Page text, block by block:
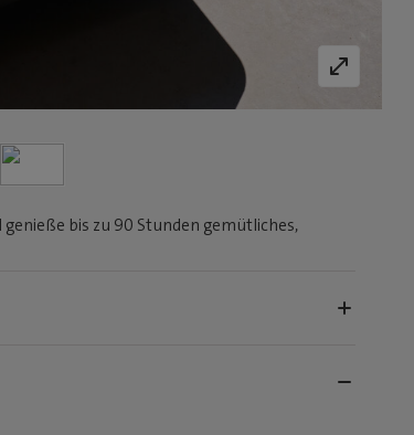
bis zu 90 Stunden gemütliches,